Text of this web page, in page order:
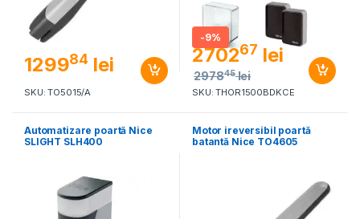
129984 lei
SKU: TO5015/A
-9%
270267 lei
297845 lei
SKU: THOR1500BDKCE
Automatizare poartă Nice
SLIGHT SLH400
Motor ireversibil poartă
batantă Nice TO4605